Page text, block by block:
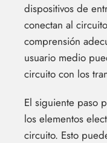
dispositivos de
conectan al
comprensión
usuario medio
circuito con los
El siguiente paso
los elementos
circuito. Esto